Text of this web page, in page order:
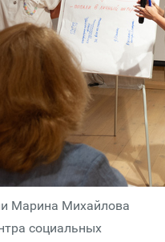
Марина Михайлова
социальных